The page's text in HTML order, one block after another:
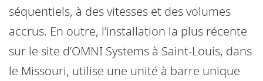
séquentiels, à des vitesses et des volumes
accrus. En outre, l’installation la plus récente
sur le site d’OMNI Systems à Saint-Louis, dans
le Missouri, utilise une unité à barre unique